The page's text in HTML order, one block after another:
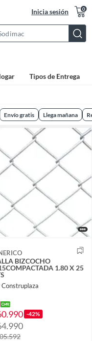
Inicia sesión 0
Bar
Tipos de Entrega
Envío gratis Llega mañana
BIZCOCHO
1.80 X 25
Construplaza
-42%